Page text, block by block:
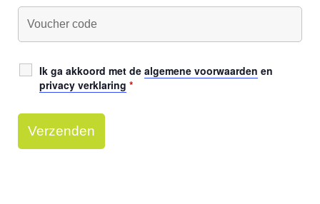
Ik ga akkoord met de algemene voorwaarden en
privacy verklaring *